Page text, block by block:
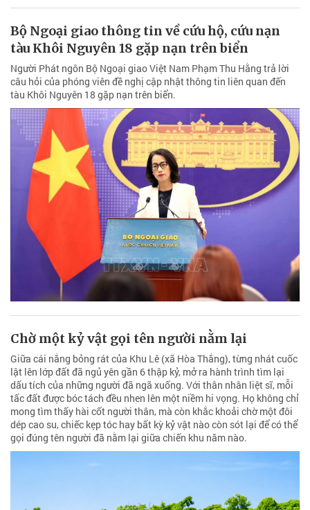
Bộ Ngoại giao thông tin về cứu hộ, cứu nạn
tàu Khôi Nguyên 18 gặp nạn trên biển
Người Phát ngôn Bộ Ngoại giao Việt Nam Phạm Thu Hằng trả lời
câu hỏi của phóng viên đề nghị cập nhật thông tin liên quan đến
tàu Khôi Nguyên 18 gặp nạn trên biển.
Chờ một kỷ vật gọi tên người nằm lại
Giữa cái nắng bỏng rát của Khu Lê (xã Hòa Thắng), từng nhát cuốc
lật lên lớp đất đã ngủ yên gần 6 thập kỷ, mở ra hành trình tìm lại
dấu tích của những người đã ngã xuống. Với thân nhân liệt sĩ, mỗi
tấc đất được bóc tách đều nhen lên một niềm hi vọng. Họ không chỉ
mong tìm thấy hài cốt người thân, mà còn khắc khoải chờ một đôi
dép cao su, chiếc kẹp tóc hay bất kỳ kỷ vật nào còn sót lại để có thể
gọi đúng tên người đã nằm lại giữa chiến khu năm nào.